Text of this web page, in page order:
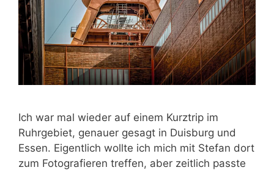
Ich war mal wieder auf einem Kurztrip im
Ruhrgebiet, genauer gesagt in Duisburg und
Essen. Eigentlich wollte ich mich mit Stefan dort
zum Fotografieren treffen, aber zeitlich passte